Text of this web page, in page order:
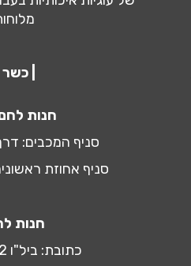
|
חנות
סניף המכבים: דרך
סניף אחוזת ראשונים:
חנות
כתובת: ביל"ו 2, קניון עופר רחובות